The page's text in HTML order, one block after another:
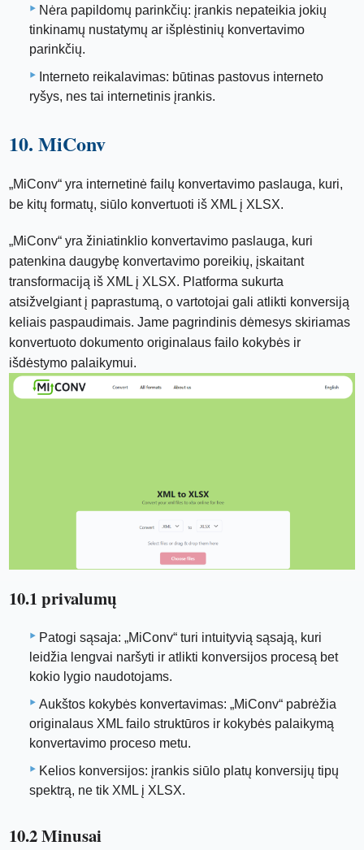
Nėra papildomų parinkčių: įrankis nepateikia jokių
tinkinamų nustatymų ar išplėstinių konvertavimo
parinkčių.
Interneto reikalavimas: būtinas pastovus interneto
ryšys, nes tai internetinis įrankis.
10. MiConv
„MiConv“ yra internetinė failų konvertavimo paslauga, kuri,
be kitų formatų, siūlo konvertuoti iš XML į XLSX.
„MiConv“ yra žiniatinklio konvertavimo paslauga, kuri
patenkina daugybę konvertavimo poreikių, įskaitant
transformaciją iš XML į XLSX. Platforma sukurta
atsižvelgiant į paprastumą, o vartotojai gali atlikti konversiją
keliais paspaudimais. Jame pagrindinis dėmesys skiriamas
konvertuoto dokumento originalaus failo kokybės ir
išdėstymo palaikymui.
10.1 privalumų
Patogi sąsaja: „MiConv“ turi intuityvią sąsają, kuri
leidžia lengvai naršyti ir atlikti konversijos procesą bet
kokio lygio naudotojams.
Aukštos kokybės konvertavimas: „MiConv“ pabrėžia
originalaus XML failo struktūros ir kokybės palaikymą
konvertavimo proceso metu.
Kelios konversijos: įrankis siūlo platų konversijų tipų
spektrą, ne tik XML į XLSX.
10.2 Minusai